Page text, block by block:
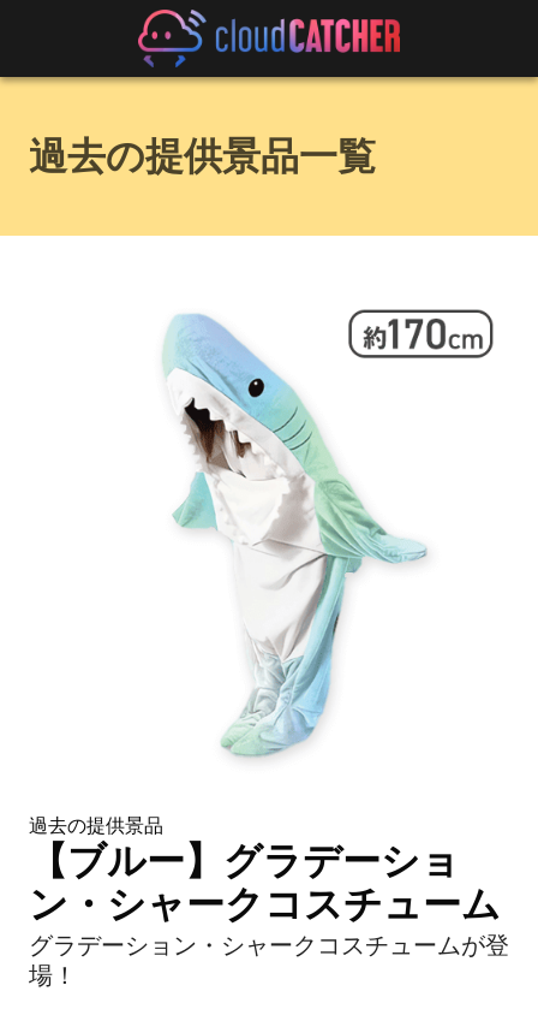
過去の提供景品一覧
過去の提供景品
【ブルー】グラデーショ
ン・シャークコスチューム
グラデーション・シャークコスチュームが登
場！